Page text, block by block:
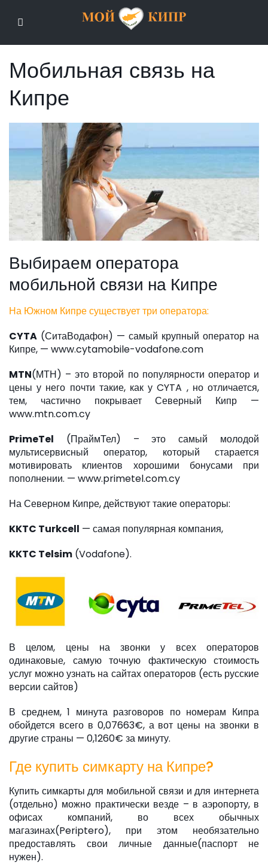
Мобильная связь на
Кипре
Выбираем оператора
мобильной связи на Кипре
На Южном Кипре существует три оператора:
CYTA (СитаВодафон) — самый крупный оператор на
Кипре, — www.cytamobile-vodafone.com
MTN(МТН) – это второй по популярности оператор и
цены у него почти такие, как у CYTA , но отличается,
тем, частично покрывает Северный Кипр —
www.mtn.com.cy
PrimeTel (ПраймТел) – это самый молодой
мультисервисный оператор, который старается
мотивировать клиентов хорошими бонусами при
пополнении. — www.primetel.com.cy
На Северном Кипре, действуют такие операторы:
KKTC Turkcell — самая популярная компания,
KKTC Telsim (Vodafone).
В целом, цены на звонки у всех операторов
одинаковые, самую точную фактическую стоимость
услуг можно узнать на сайтах операторов (есть русские
версии сайтов)
В среднем, 1 минута разговоров по номерам Кипра
обойдется всего в 0,07663€, а вот цены на звонки в
другие страны — 0,1260€ за минуту.
Где купить симкарту на Кипре?
Купить симкарты для мобильной связи и для интернета
(отдельно) можно практически везде – в аэропорту, в
офисах компаний, во всех обычных
магазинах(Periptero), при этом необязательно
предоставлять свои личные данные(паспорт не
нужен).